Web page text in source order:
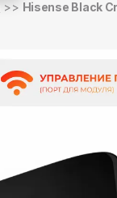
Hisense Black